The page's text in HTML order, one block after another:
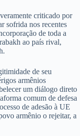
criticado por
sofrida nos recentes
de toda a
ao país rival,
de seu
armênios
um diálogo direto
comum de defesa
de adesão à UE
armênio o rejeitar, a